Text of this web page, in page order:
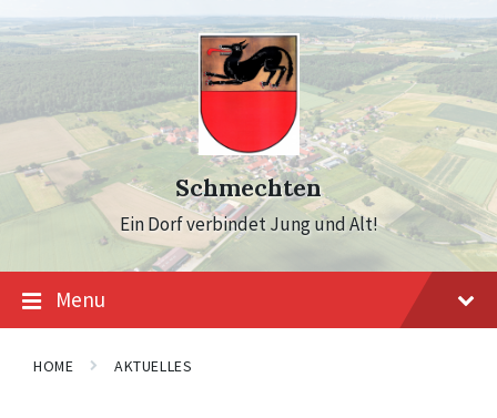
to
content
to
main
to
footer
Schmechten
Ein Dorf verbindet Jung und Alt!
Menu
HOME AKTUELLES